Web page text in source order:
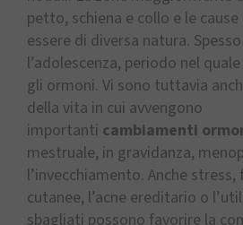
petto, schiena e collo e le cause
essere di diversa natura.
l’adolescenza, periodo nel
gli ormoni. Vi sono tuttavia
della vita in cui avvengono
importanti cambiamenti
mestruale, in gravidanza,
l’invecchiamento. Anche
cutanee, l’acne ereditario o
sbagliati possono favorire la